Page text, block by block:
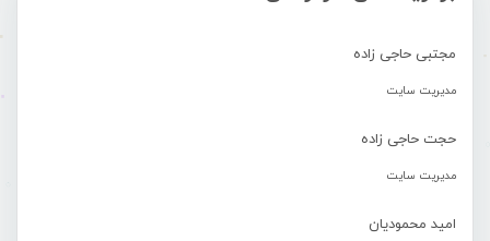
مجتبی حاجی زاده
مدیریت سایت
حجت حاجی زاده
مدیریت سایت
امید محمودیان